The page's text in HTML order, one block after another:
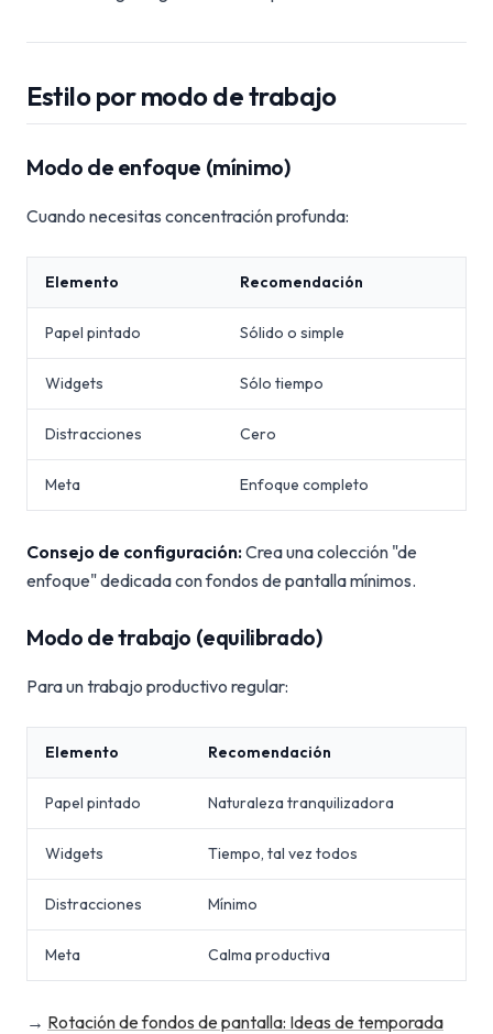
Estilo por modo de trabajo
Modo de enfoque (mínimo)
Cuando necesitas concentración profunda:
Elemento Recomendación
Papel pintado Sólido o simple
Widgets Sólo tiempo
Distracciones Cero
Meta Enfoque completo
Consejo de configuración:Crea una colección "de
enfoque" dedicada con fondos de pantalla mínimos.
Modo de trabajo (equilibrado)
Para un trabajo productivo regular:
Elemento Recomendación
Papel pintado Naturaleza tranquilizadora
Widgets Tiempo, tal vez todos
Distracciones Mínimo
Meta Calma productiva
→ Rotación de fondos de pantalla: Ideas de temporada